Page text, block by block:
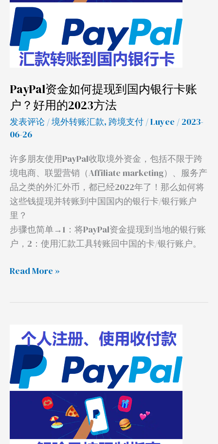
PayPal资金如何提现到国内银行卡账
户？好用的2023方法
发表评论 /境外转账汇款, 跨境支付 /Luyee / 2023-
06-26
许多朋友使用PayPal收取境外资金，包括不限于跨
境电商、联盟营销（Affiliate marketing）、服务产
品之类的外汇外币，都已经2022年了！那么如何将
这些钱提现并转账到中国国内的银行卡/银行账户
里？
步骤也简单→1：将PayPal资金提现到当地的银行账
户，2：使用汇款工具转账回中国的卡/银行账户。
提
现
到
国
行
卡
账
户？
用
的
2023
方
法
Read More »
PayPal
注
册、
使
用、